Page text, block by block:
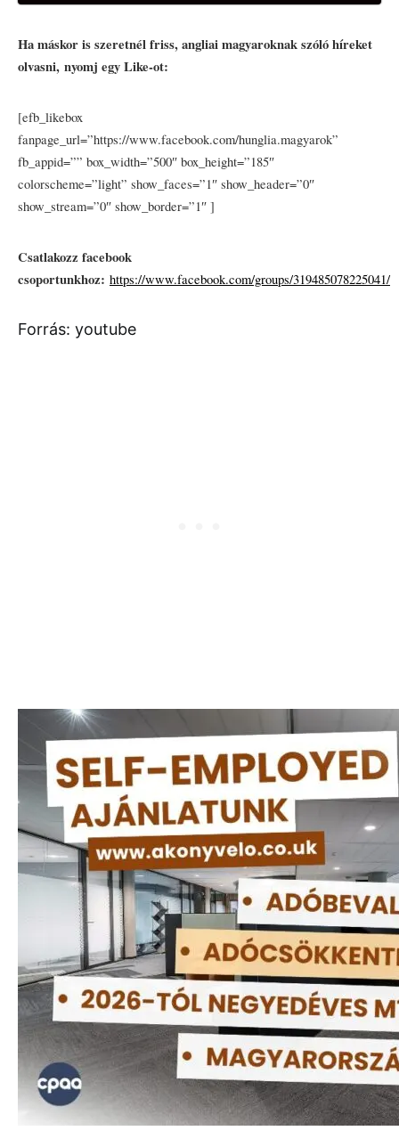
Ha máskor is szeretnél friss, angliai magyaroknak szóló híreket
olvasni, nyomj egy Like-ot:
[efb_likebox
fanpage_url=”https://www.facebook.com/hunglia.magyarok”
fb_appid=”” box_width=”500″ box_height=”185″
colorscheme=”light” show_faces=”1″ show_header=”0″
show_stream=”0″ show_border=”1″ ]
Csatlakozz facebook
csoportunkhoz: https://www.facebook.com/groups/319485078225041/
Forrás: youtube